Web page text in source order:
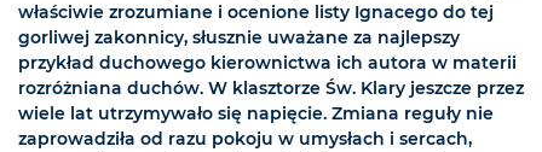
właściwie zrozumiane i ocenione listy Ignacego do tej
gorliwej zakonnicy, słusznie uważane za najlepszy
przykład duchowego kierownictwa ich autora w materii
rozróżniana duchów. W klasztorze Św. Klary jeszcze przez
wiele lat utrzymywało się napięcie. Zmiana reguły nie
zaprowadziła od razu pokoju w umysłach i sercach,